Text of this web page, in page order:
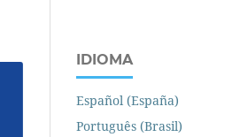
IDIOMA
Español (España)
Português (Brasil)